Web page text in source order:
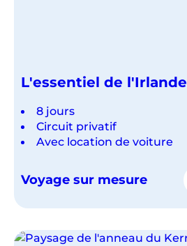
L'essentiel de l'Irlande
8 jours
Circuit privatif
Avec location de voiture
Voyage sur mesure